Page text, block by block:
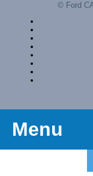
© Ford
Menu